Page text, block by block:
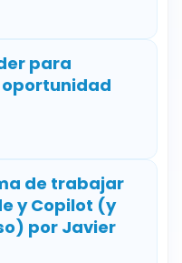
para
de trabajar
y Copilot (y
por Javier